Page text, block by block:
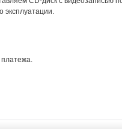
эксплуатации.
платежа.